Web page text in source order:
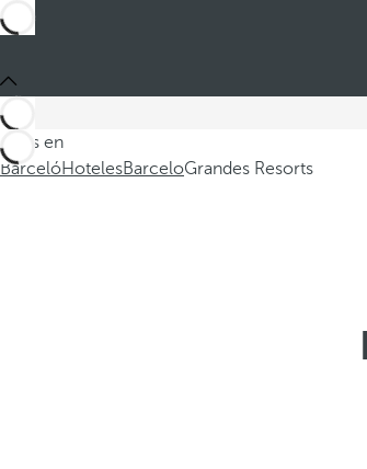
Estás en
BarcelóHotelesBarceloGrandes Resorts